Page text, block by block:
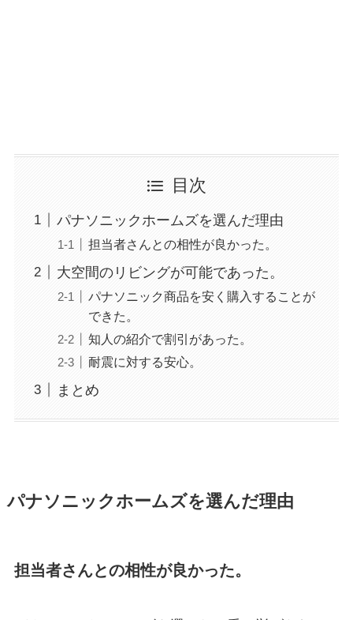
目次
パナソニックホームズを選んだ理由
担当者さんとの相性が良かった。
大空間のリビングが可能であった。
パナソニック商品を安く購入することが
できた。
知人の紹介で割引があった。
耐震に対する安心。
まとめ
パナソニックホームズを選んだ理由
担当者さんとの相性が良かった。